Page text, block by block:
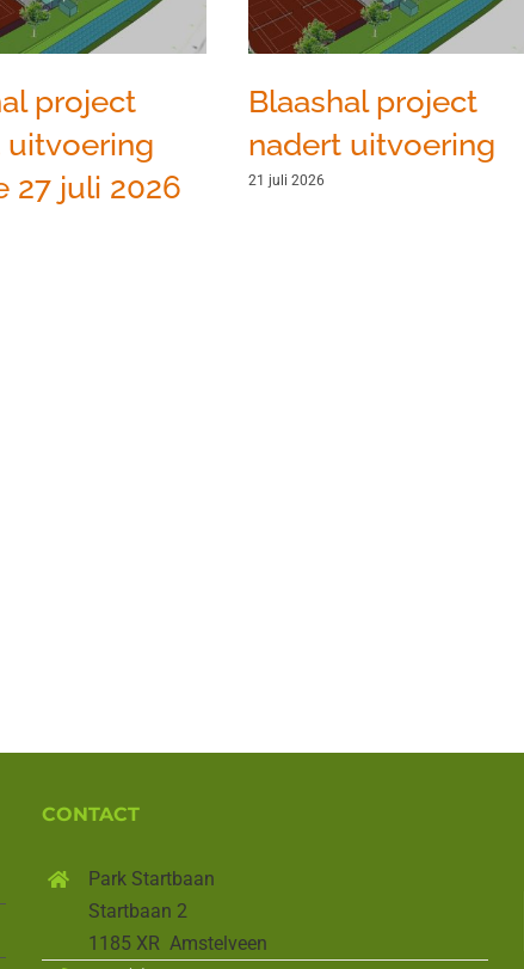
project
uitvoering
27 juli 2026
Blaashal project
nadert uitvoering
21 juli 2026
CONTACT
Park Startbaan
Startbaan 2
1185 XR Amstelveen